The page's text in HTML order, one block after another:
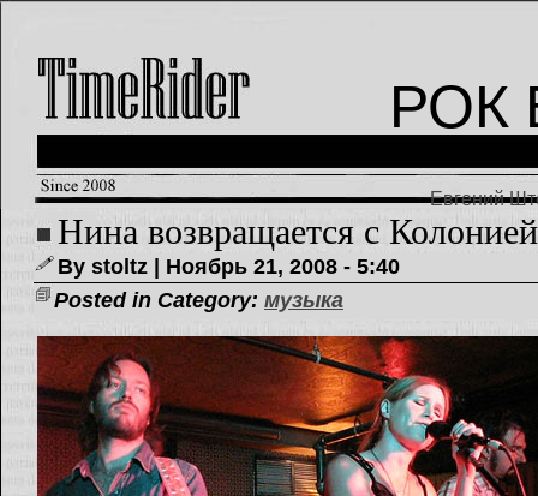
РОК
Евгений
Нина возвращается с Колонией
By stoltz | Ноябрь 21, 2008 - 5:40
Posted in Category: музыка